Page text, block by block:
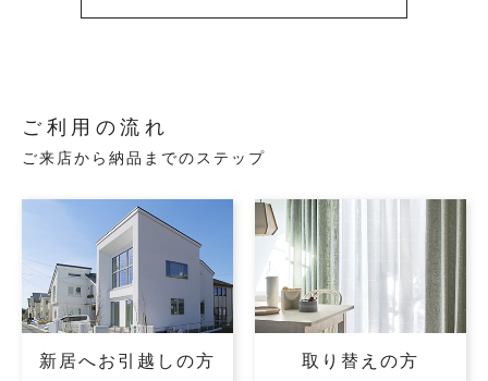
ご利用の流れ
ご来店から納品までのステップ
新居へお引越しの方 取り替えの方